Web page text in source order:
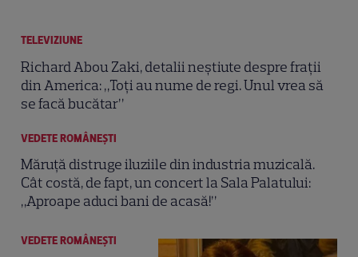
TELEVIZIUNE
Richard Abou Zaki, detalii neștiute despre frații
din America: „Toți au nume de regi. Unul vrea să
se facă bucătar”
VEDETE ROMÂNEŞTI
Măruță distruge iluziile din industria muzicală.
Cât costă, de fapt, un concert la Sala Palatului:
„Aproape aduci bani de acasă!”
VEDETE ROMÂNEŞTI